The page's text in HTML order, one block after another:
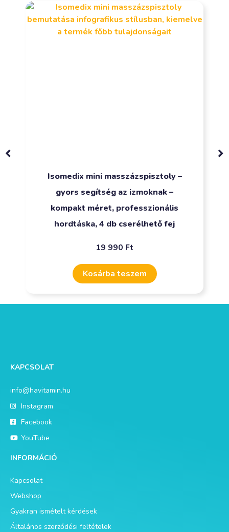
Isomedix mini masszázspisztoly –
gyors segítség az izmoknak –
kompakt méret, professzionális
hordtáska, 4 db cserélhető fej
19 990 Ft
Kosárba teszem
KAPCSOLAT
info@havitamin.hu
Instagram
Facebook
YouTube
INFORMÁCIÓ
Kapcsolat
Webshop
Gyakran ismételt kérdések
Általános szerződési feltételek